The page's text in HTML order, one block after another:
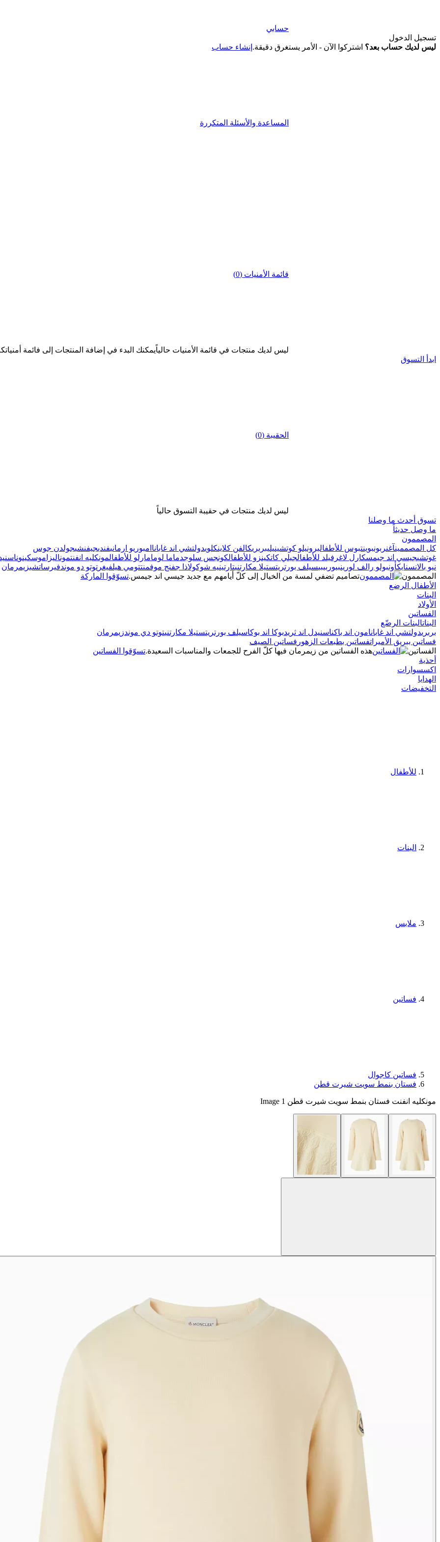
حسابي
تسجيل الدخول
ليس لديك حساب بعد؟ اشتركوا الآن - الأمر يستغرق دقيقة. إنشاء حساب
المساعدة والأسئلة المتكررة
قائمة الأمنيات (0)
ليس لديك منتجات في قائمة الأمنيات حالياًيمكنك البدء في إضافة المنتجات إلى فائمة
ابدأ التسوق
الحقيبة (0)
ليس لديك منتجات في حقيبة التسوق حالياً
تسوق أحدث ما وصلنا
ما وصل حديثاً
المصممون
كل المصممينآغنر بونبوينتبوس للأطفالبرونيلو كوتشينيليبربريكالفن كلاينكلويدولتشي اند غابانا امبوريو ارمانيفنديجيفنشيجولدن جوس
غوتشيجيسي اند جيمسكارل لاغرفيلد للأطفالجيلي كاتكينزو للأطفالكونجس سلوجدماما لومامارلو للأطفالمونكليه انفنتموناليزا موسكينوناس
نيو بالانسنايكأونبولو رالف لورينبيوربيبيسيلف بورتريتستيلا مكارتنيتارتينيه شوكولاذا جفنج موفمنتتومي هيلفيغر توتو دو موندفيرساتشيزيمرمان
المصممون
تصاميم تضفي لمسة من الخيال إلى كلّ أيامهم مع جديد جيسي اند جيمس.تسوّقوا الماركة
الأطفال الرضع
البنات
الأولاد
الفساتين
البناتالبنات الرضّع
بربريدولتشي اند غابانامون اند باكناسنيدل اند ثريدبوكا اند بوكاسيلف بورتريتستيلا مكارتنيتوتو دي موندزيمرمان
فساتين ببريق الأميراتفساتين بطبعات الزهور فساتين الصيف
الفساتين
هذه الفساتين من زيمرمان فيها كلّ الفرح للجمعات والمناسبات السعيدة.تسوّقوا الفساتين
أحذية
اكسسوارات
الهدايا
التخفيضات
للأطفال
البنات
ملابس
فساتين
فساتين كاجوال
فستان بنمط سويت شيرت قطن
مونكليه انفنت فستان بنمط سويت شيرت قطن Image 1